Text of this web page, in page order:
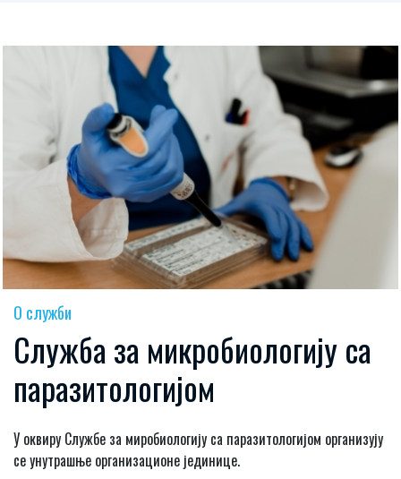
О служби
Служба за микробиологију са
паразитологијом
У оквиру Службе за миробиологију са паразитологијом организују
се унутрашње организационе јединице.